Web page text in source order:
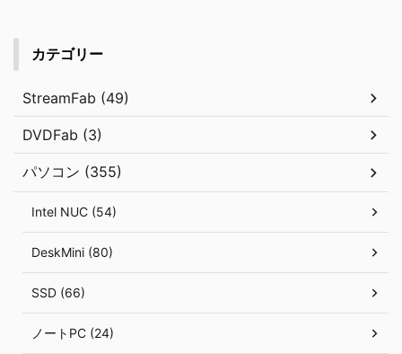
カテゴリー
StreamFab (49)
DVDFab (3)
パソコン (355)
Intel NUC (54)
DeskMini (80)
SSD (66)
ノートPC (24)